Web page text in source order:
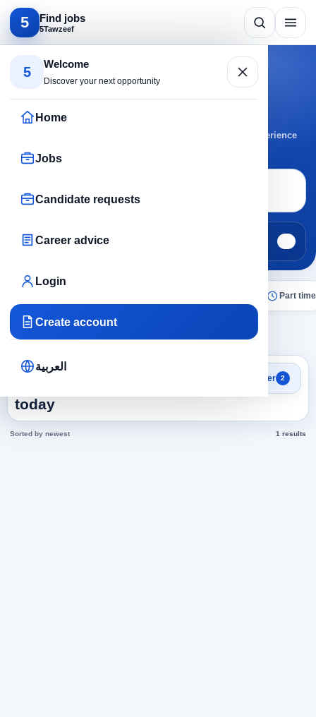
5 Find jobs
5Tawzeef
5
Welcome
Discover your next opportunity
Home
Jobs
Candidate requests
Career advice
Login
Create account
العربية
Search by specific role
Business Development jobs
today
Use keywords and filters to find results matching your experience
and location.
Engineering · 54
Jobs
Part time
Search results
today
Filter 2
Sorted by newest 1 results